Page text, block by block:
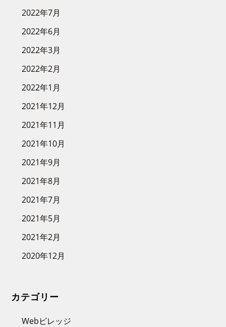
2022年7月
2022年6月
2022年3月
2022年2月
2022年1月
2021年12月
2021年11月
2021年10月
2021年9月
2021年8月
2021年7月
2021年5月
2021年2月
2020年12月
カテゴリー
Webビレッジ